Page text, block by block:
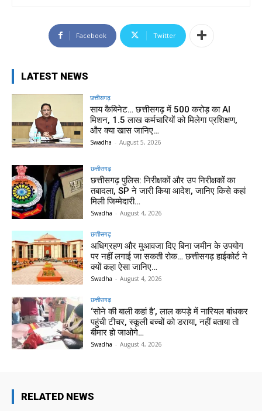
Facebook Twitter
LATEST NEWS
छत्तीसगढ़
साय कैबिनेट… छत्तीसगढ़ में 500 करोड़ का AI
मिशन, 1.5 लाख कर्मचारियों को मिलेगा प्रशिक्षण,
और क्या खास जानिए…
Swadha - August 5, 2026
छत्तीसगढ़
छत्तीसगढ़ पुलिस: निरीक्षकों और उप निरीक्षकों का
तबादला, SP ने जारी किया आदेश, जानिए किसे कहां
मिली जिम्मेदारी…
Swadha - August 4, 2026
छत्तीसगढ़
अधिग्रहण और मुआवजा दिए बिना जमीन के उपयोग
पर नहीं लगाई जा सकती रोक… छत्तीसगढ़ हाईकोर्ट ने
क्यों कहा ऐसा जानिए…
Swadha - August 4, 2026
छत्तीसगढ़
‘सोने की बाली कहां है’, लाल कपड़े में नारियल बांधकर
पहुंची टीचर, स्कूली बच्चों को डराया, नहीं बताया तो
बीमार हो जाओगे…
Swadha - August 4, 2026
RELATED NEWS